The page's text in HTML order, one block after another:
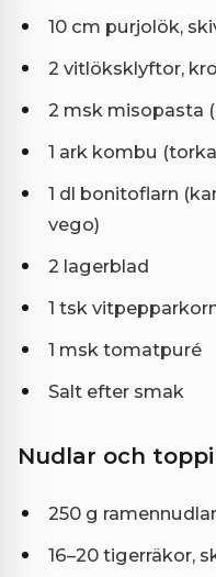
10 cm purjolök,
2 vitlöksklyftor,
2 msk misopasta
1 ark kombu
1 dl bonitoflarn
vego)
2 lagerblad
1 tsk
1 msk tomatpuré
Salt efter smak
Nudlar och
250 g ramennudlar
16–20 tigerräkor,